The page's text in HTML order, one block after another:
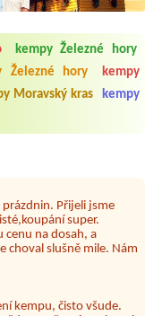
kempy Železné hory
Železné hory
kempy
Moravský kras
kempy
jako takový je pěkný.
je obchod a
zklamalo byl
ostatních
ještě nezažili...
Přijeli jsme
super.
cenu na dosah, a
slušně mile. Nám
kempu, čisto všude.